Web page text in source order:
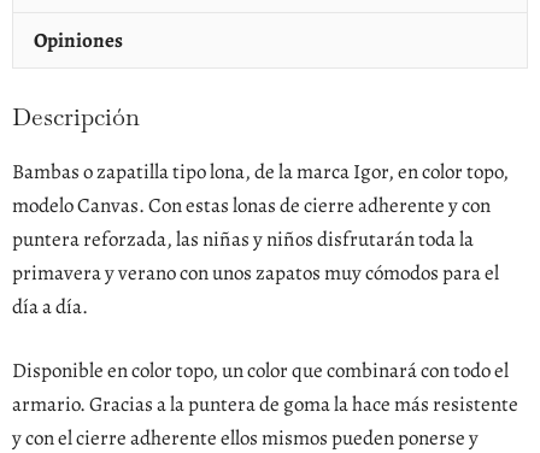
Opiniones
Descripción
Bambas o zapatilla tipo lona, de la marca Igor, en color topo,
modelo Canvas. Con estas lonas de cierre adherente y con
puntera reforzada, las niñas y niños disfrutarán toda la
primavera y verano con unos zapatos muy cómodos para el
día a día.
Disponible en color topo, un color que combinará con todo el
armario. Gracias a la puntera de goma la hace más resistente
y con el cierre adherente ellos mismos pueden ponerse y